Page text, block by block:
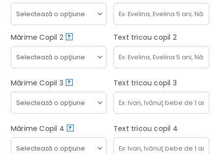
Mărime Copil 2 ? Text tricou copil 2
Mărime Copil 3 ? Text tricou copil 3
Mărime Copil 4 ? Text tricou copil 4